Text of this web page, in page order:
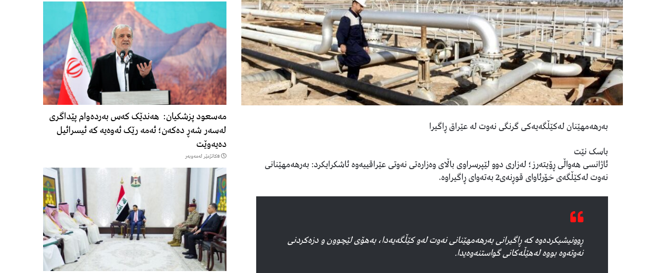
بەرهەمهێنان لەکێڵگەیەکی گرنگی نەوت لە عێراق ڕاگیرا
باسک نێت
ئاژانسی هه‌واڵی ڕۆیته‌رز؛ له‌زاری‌ دوو لێپرسراوی باڵای وەزارەتی نەوتی عێراقییه‌وه‌ ئاشکرایکرد: به‌رهه‌مهێنانی
نه‌وت له‌كێڵگه‌ی خۆرئاوای‌ قوڕنه‌ی2 به‌ته‌وای ڕاگیراوە.
ڕوونیشیکردەوە کە ڕاگیرانی بەرهەمهێنانی نەوت لەو کێڵگەیەدا، به‌هۆی لێچوون و دزه‌كردنی
نه‌وته‌وه‌ بووە له‌ھێڵەکانی گواستنه‌وه‌یدا.
مەسعود پزشكیان: هەندێک کەس بەردەوام پێداگری
لەسەر شەڕ دەكەن؛ ئەمە رێک ئەوەیە کە ئیسرائیل
دەیەوێت
8كاتژمێر لەمەوبەر